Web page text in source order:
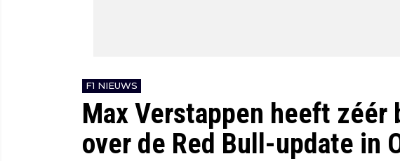
F1 NIEUWS
Max Verstappen heeft
over de Red Bull-update in